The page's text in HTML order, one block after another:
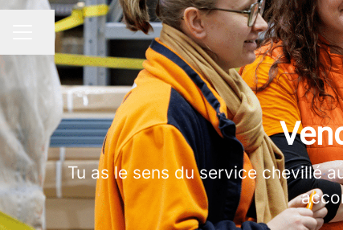
MENU CARRIÈRE
Partager la page
Tu as le sens du service chevillé